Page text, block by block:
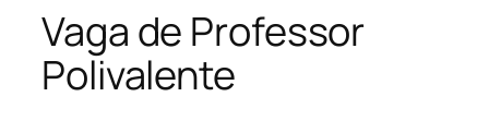
Vaga de Professor
Polivalente